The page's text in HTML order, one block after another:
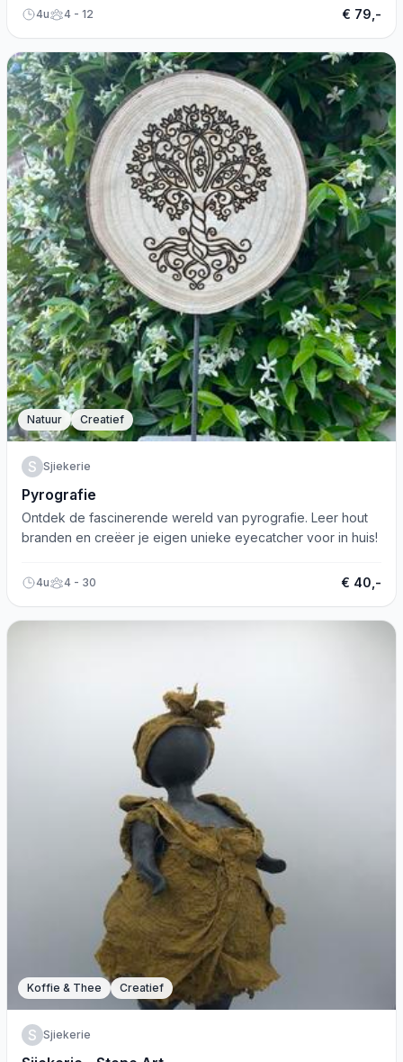
4u 4 - 12 € 79,-
Natuur Creatief
S Sjiekerie
Pyrografie
Ontdek de fascinerende wereld van pyrografie. Leer hout
branden en creëer je eigen unieke eyecatcher voor in huis!
4u 4 - 30 € 40,-
Koffie & Thee Creatief
S Sjiekerie